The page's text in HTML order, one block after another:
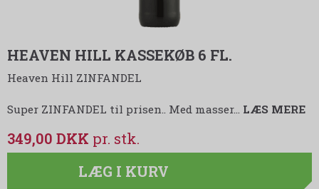
HEAVEN HILL KASSEKØB 6 FL.
Heaven Hill ZINFANDEL
Super ZINFANDEL til prisen.. Med masser… LÆS MERE
349,00 DKK
LÆG I KURV